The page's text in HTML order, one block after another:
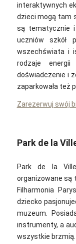
interaktywnych
dzieci mogą tam
są tematycznie i
uczniów szkół
wszechświata i
rodzaje
doświadczenie i
zaparkowała też
Zarezerwuj swój
Park de la
Park de la
organizowane są
Filharmonia
dziecko
muzeum.
instrumenty, a
wszystkie brzmią.